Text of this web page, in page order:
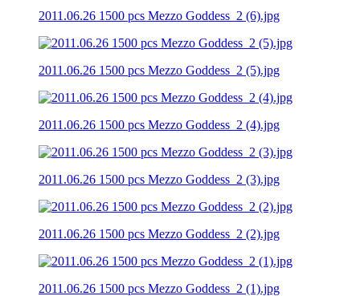
2011.06.26 1500 pcs Mezzo Goddess_2 (6).jpg
2011.06.26 1500 pcs Mezzo Goddess_2 (5).jpg
2011.06.26 1500 pcs Mezzo Goddess_2 (4).jpg
2011.06.26 1500 pcs Mezzo Goddess_2 (3).jpg
2011.06.26 1500 pcs Mezzo Goddess_2 (2).jpg
2011.06.26 1500 pcs Mezzo Goddess_2 (1).jpg